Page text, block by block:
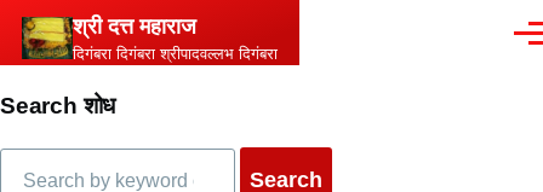
Skip to main content
श्री दत्त महाराज
दिगंबरा दिगंबरा श्रीपादवल्लभ दिगंबरा
Search शोध